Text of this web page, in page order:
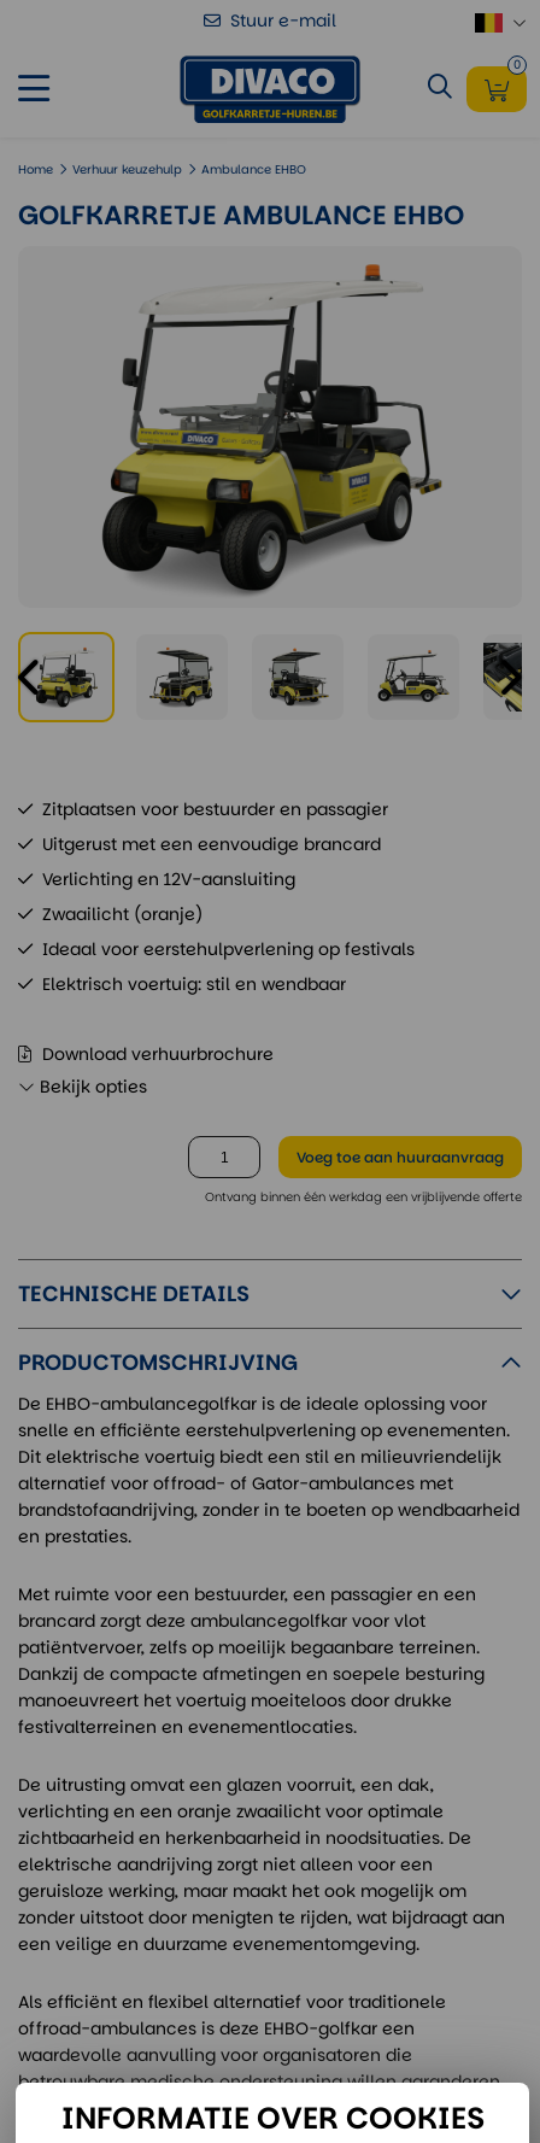
Stuur e-mail
0
Home Verhuur keuzehulp Ambulance EHBO
GOLFKARRETJE AMBULANCE EHBO
Zitplaatsen voor bestuurder en passagier
Uitgerust met een eenvoudige brancard
Verlichting en 12V-aansluiting
Zwaailicht (oranje)
Ideaal voor eerstehulpverlening op festivals
Elektrisch voertuig: stil en wendbaar
Download verhuurbrochure
Bekijk opties
Voeg toeaan huuraanvraag
Ontvang binnen één werkdag een vrijblijvende offerte
TECHNISCHE DETAILS
PRODUCTOMSCHRIJVING
De EHBO-ambulancegolfkar is de ideale oplossing voor
snelle en efficiënte eerstehulpverlening op evenementen.
Dit elektrische voertuig biedt een stil en milieuvriendelijk
alternatief voor offroad- of Gator-ambulances met
brandstofaandrijving, zonder in te boeten op wendbaarheid
en prestaties.
Met ruimte voor een bestuurder, een passagier en een
brancard zorgt deze ambulancegolfkar voor vlot
patiëntvervoer, zelfs op moeilijk begaanbare terreinen.
Dankzij de compacte afmetingen en soepele besturing
manoeuvreert het voertuig moeiteloos door drukke
festivalterreinen en evenementlocaties.
De uitrusting omvat een glazen voorruit, een dak,
verlichting en een oranje zwaailicht voor optimale
zichtbaarheid en herkenbaarheid in noodsituaties. De
elektrische aandrijving zorgt niet alleen voor een
geruisloze werking, maar maakt het ook mogelijk om
zonder uitstoot door menigten te rijden, wat bijdraagt aan
een veilige en duurzame evenementomgeving.
Als efficiënt en flexibel alternatief voor traditionele
offroad-ambulances is deze EHBO-golfkar een
waardevolle aanvulling voor organisatoren die
betrouwbare medische ondersteuning willen garanderen.
Golfkarretje Ambulance EHBO
INFORMATIE OVER COOKIES